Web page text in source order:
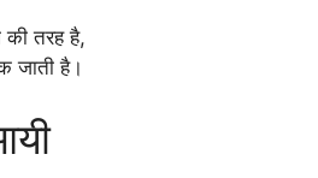
की तरह है,
जाती है।